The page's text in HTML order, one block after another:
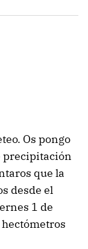
Os pongo
precipitación
que la
desde el
1 de